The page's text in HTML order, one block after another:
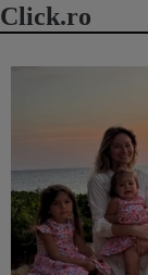
Click.ro